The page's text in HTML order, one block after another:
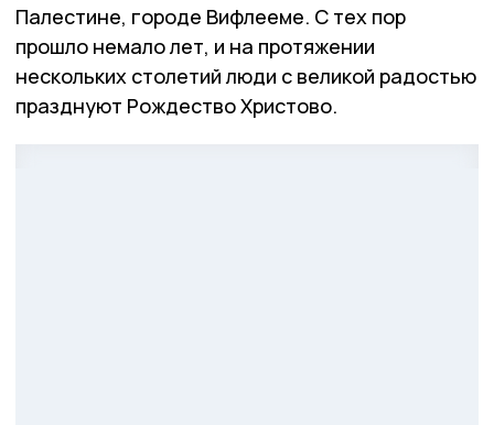
Палестине, городе Вифлееме. С тех пор
прошло немало лет, и на протяжении
нескольких столетий люди с великой радостью
празднуют Рождество Христово.